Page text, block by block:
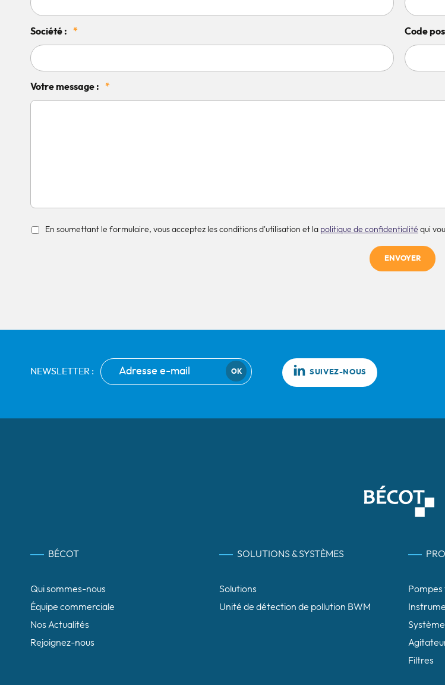
Société : * Code
Votre message : *
En soumettant le formulaire, vous acceptez les conditions d'utilisation et la politique de confidentialité qui
ENVOYER
NEWSLETTER : OK SUIVEZ-NOUS
BÉCOT
Qui sommes-nous
Équipe commerciale
Nos Actualités
Rejoignez-nous
SOLUTIONS & SYSTÈMES
Solutions
Unité de détection de pollution BWM
Filtres